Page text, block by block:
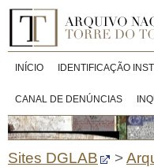
INÍCIO IDENTIFICAÇÃO
CANAL DE DENÚNCIAS
Sites DGLAB >